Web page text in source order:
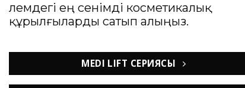
Әлемдегі ең сенімді косметикалық
құрылғыларды сатып алыңыз.
MEDI LIFT СЕРИЯСЫ